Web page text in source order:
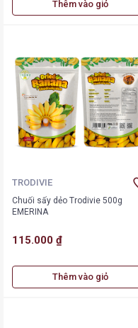
Thêm vào giỏ
TRODIVIE
Chuối sấy dẻo Trodivie 500g
EMERINA
115.000 ₫
Thêm vào giỏ